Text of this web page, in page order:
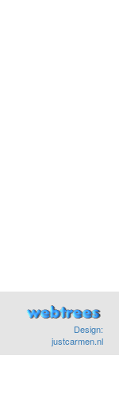
Design:
justcarmen.nl